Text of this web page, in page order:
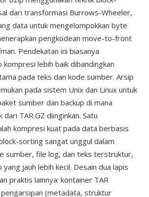
dari transformasi Burrows-Wheeler,
data untuk mengelompokkan byte
pengkodean move-to-front
Pendekatan ini biasanya
kompresi lebih baik dibandingkan
pada teks dan kode sumber. Arsip
pada sistem Unix dan Linux untuk
sumber dan backup di mana
TAR.GZ diinginkan. Satu
kompresi kuat pada data berbasis
sorting sangat unggul dalam
sumber, file log, dan teks terstruktur,
yang jauh lebih kecil. Desain dua lapis
praktis lainnya: kontainer TAR
pengarsipan (metadata, struktur